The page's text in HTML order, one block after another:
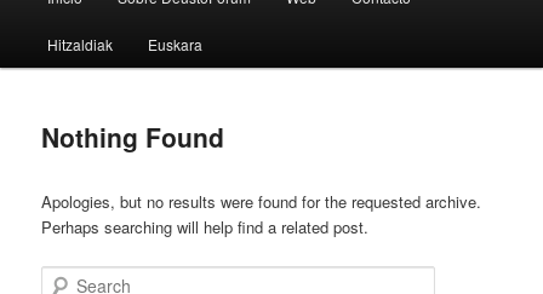
Hitzaldiak Euskara
Nothing Found
Apologies, but no results were found for the requested archive.
Perhaps searching will help find a related post.
Search